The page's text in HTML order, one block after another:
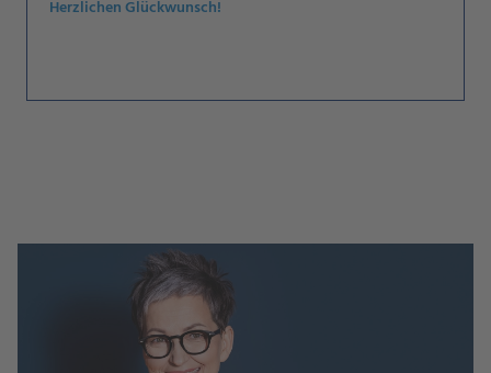
Herzlichen Glückwunsch!